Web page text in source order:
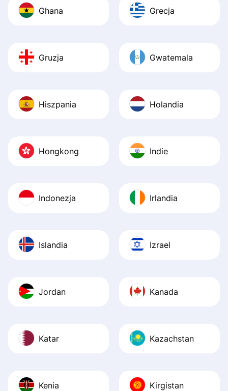
Ghana Grecja
Gruzja Gwatemala
Hiszpania Holandia
Hongkong Indie
Indonezja Irlandia
Islandia Izrael
Jordan Kanada
Katar Kazachstan
Kenia Kirgistan